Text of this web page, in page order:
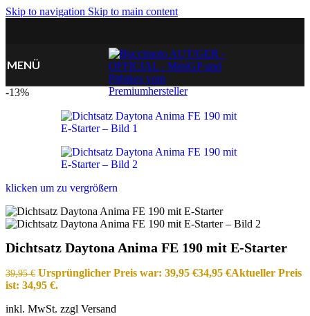
Skip to navigation Skip to main content
MENÜ
-13%
klicken um zu vergrößern
Dichtsatz Daytona Anima FE 190 mit E-Starter
39,95€ Ursprünglicher Preis war: 39,95 €34,95 €Aktueller Preis
ist: 34,95 €.
inkl. MwSt. zzgl Versand